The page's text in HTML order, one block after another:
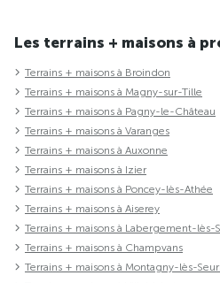
Les terrains + maisons à
Terrains + maisons à Broindon
Terrains + maisons à Magny-sur-Tille
Terrains + maisons à Pagny-le-Château
Terrains + maisons à Varanges
Terrains + maisons à Auxonne
Terrains + maisons à Izier
Terrains + maisons à Poncey-lès-Athée
Terrains + maisons à Aiserey
Terrains + maisons à Labergement-lès-
Terrains + maisons à Champvans
Terrains + maisons à Montagny-lès-